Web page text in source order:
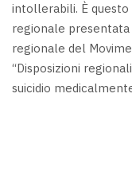
intollerabili. È questo
regionale
regionale del
“Disposizioni
suicidio